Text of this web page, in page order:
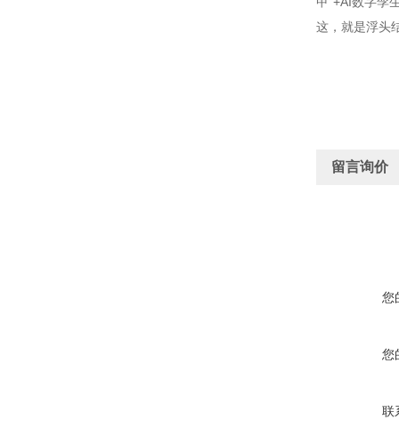
这，就是浮头
留言询价
您
您
联